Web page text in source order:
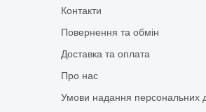
Контакти
Повернення та обмін
Доставка та оплата
Про нас
Умови надання персональних